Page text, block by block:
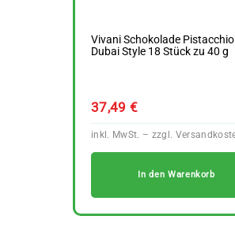
Vivani Schokolade Pistacchio
Dubai Style 18 Stück zu 40 g
37,49€
In den Warenkorb